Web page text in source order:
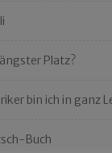
Platz?
bin ich in ganz
Buch